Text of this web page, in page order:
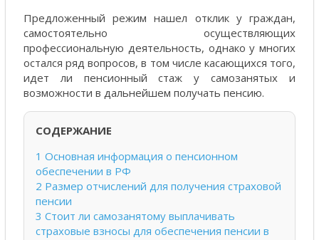
Предложенный режим нашел отклик у граждан,
самостоятельно осуществляющих
профессиональную деятельность, однако у многих
остался ряд вопросов, в том числе касающихся того,
идет ли пенсионный стаж у самозанятых и
возможности в дальнейшем получать пенсию.
СОДЕРЖАНИЕ
1 Основная информация о пенсионном
обеспечении в РФ
2 Размер отчислений для получения страховой
пенсии
3 Стоит ли самозанятому выплачивать
страховые взносы для обеспечения пенсии в